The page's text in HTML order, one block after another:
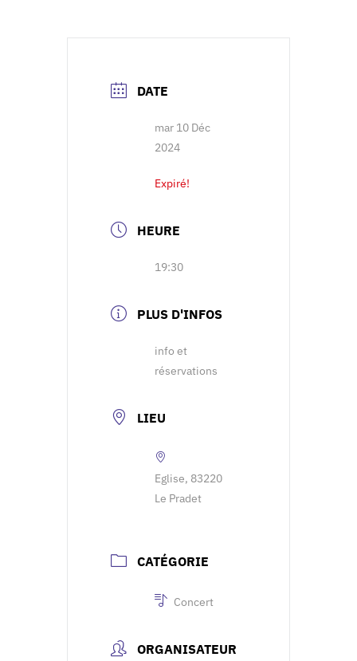
DATE
mar 10 Déc
2024
Expiré!
HEURE
19:30
PLUS D'INFOS
info et
réservations
LIEU
Eglise, 83220
Le Pradet
CATÉGORIE
Concert
ORGANISATEUR